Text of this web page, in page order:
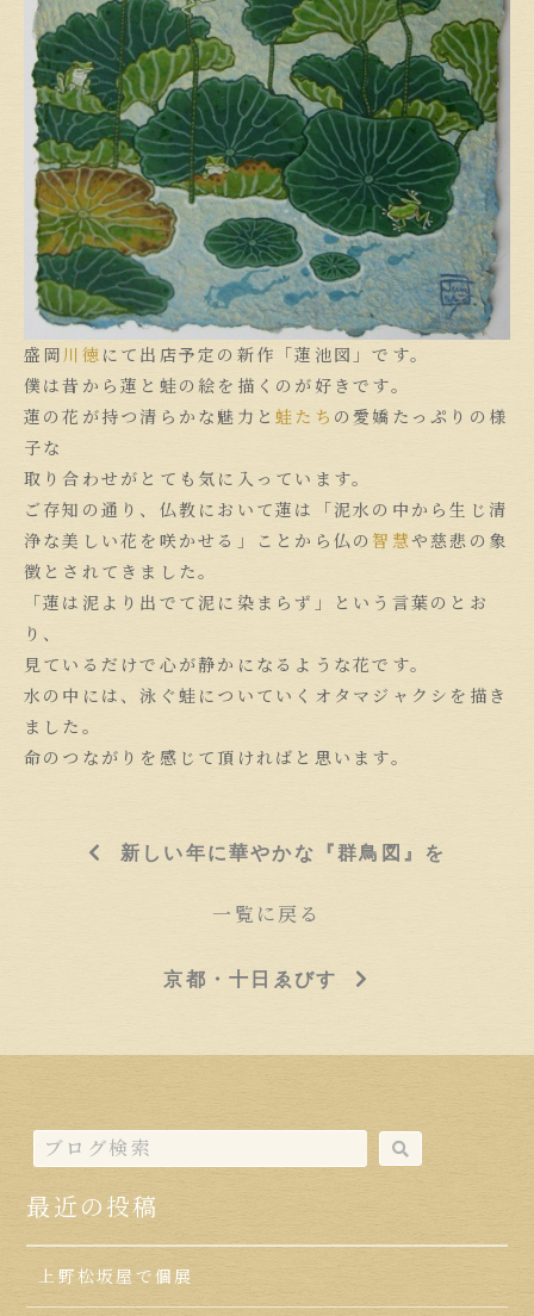
盛岡 川徳 にて出店予定の新作「蓮池図」です。
僕は昔から蓮と蛙の絵を描くのが好きです。
蓮の花が持つ清らかな魅力と蛙たち の愛嬌たっぷりの様
子な
取り合わせがとても気に入っています。
ご存知の通り、仏教において蓮は「泥水の中から生じ清
浄な美しい花を咲かせる」ことから仏の智慧や慈悲の象
徴とされてきました。
「蓮は泥より出でて泥に染まらず」という言葉のとお
り、
見ているだけで心が静かになるような花です。
水の中には、泳ぐ蛙についていくオタマジャクシを描き
ました。
命のつながりを感じて頂ければと思います。
新しい年に華やかな『群鳥図』を
一覧に戻る
京都・十日ゑびす
最近の投稿
上野松坂屋で個展